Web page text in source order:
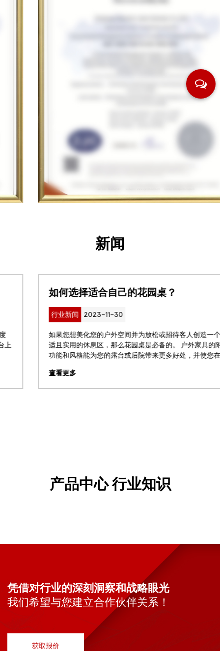
新闻
如何选择适合自己的花园桌？
2023-11-30
如果您想美化您的户外空间并为放松或招待客人创造一个舒
适且实用的休息区，那么花园桌是必备的。 户外家具的附加
功能和风格能为您的露台或后院带来更多好处，并使您在户...
产品中心 行业知识
凭借对行业的深刻洞察和战略眼光
我们希望与您建立合作伙伴关系！
获取报价